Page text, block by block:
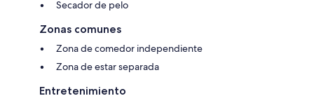
Secador de pelo
Zonas comunes
Zona de comedor independiente
Zona de estar separada
Entretenimiento